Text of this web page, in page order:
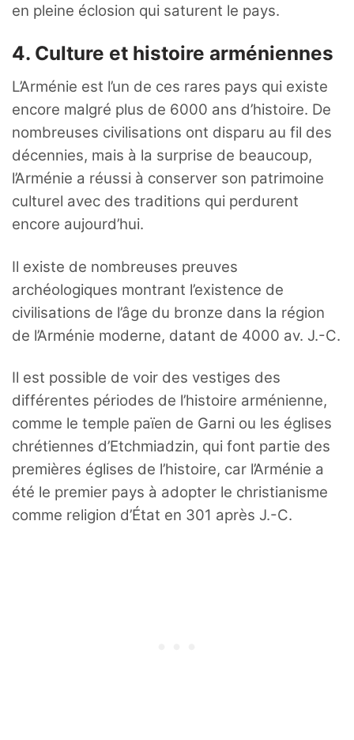
en pleine éclosion qui saturent le pays.
4. Culture et histoire arméniennes
L’Arménie est l’un de ces rares pays qui existe
encore malgré plus de 6000 ans d’histoire. De
nombreuses civilisations ont disparu au fil des
décennies, mais à la surprise de beaucoup,
l’Arménie a réussi à conserver son patrimoine
culturel avec des traditions qui perdurent
encore aujourd’hui.
Il existe de nombreuses preuves
archéologiques montrant l’existence de
civilisations de l’âge du bronze dans la région
de l’Arménie moderne, datant de 4000 av. J.-C.
Il est possible de voir des vestiges des
différentes périodes de l’histoire arménienne,
comme le temple païen de Garni ou les églises
chrétiennes d’Etchmiadzin, qui font partie des
premières églises de l’histoire, car l’Arménie a
été le premier pays à adopter le christianisme
comme religion d’État en 301 après J.-C.